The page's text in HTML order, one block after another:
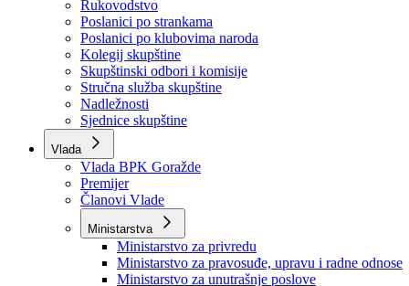
Skupština
Skupština BPK Goražde
Rukovodstvo
Poslanici po strankama
Poslanici po klubovima naroda
Kolegij skupštine
Skupštinski odbori i komisije
Stručna služba skupštine
Nadležnosti
Sjednice skupštine
Vlada
Vlada BPK Goražde
Premijer
Članovi Vlade
Ministarstva